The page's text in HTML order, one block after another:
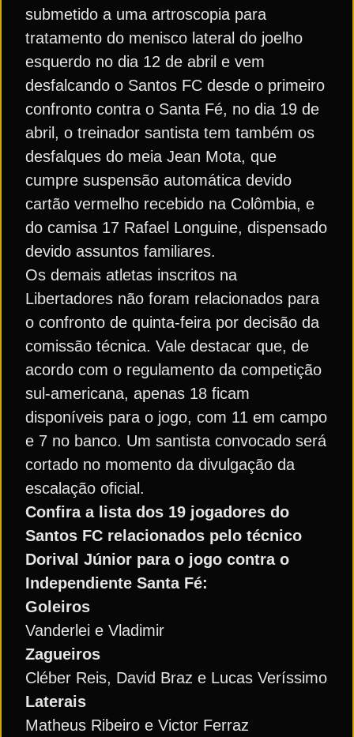
submetido a uma artroscopia para
tratamento do menisco lateral do joelho
esquerdo no dia 12 de abril e vem
desfalcando o Santos FC desde o primeiro
confronto contra o Santa Fé, no dia 19 de
abril, o treinador santista tem também os
desfalques do meia Jean Mota, que
cumpre suspensão automática devido
cartão vermelho recebido na Colômbia, e
do camisa 17 Rafael Longuine, dispensado
devido assuntos familiares.
Os demais atletas inscritos na
Libertadores não foram relacionados para
o confronto de quinta-feira por decisão da
comissão técnica. Vale destacar que, de
acordo com o regulamento da competição
sul-americana, apenas 18 ficam
disponíveis para o jogo, com 11 em campo
e 7 no banco. Um santista convocado será
cortado no momento da divulgação da
escalação oficial.
Confira a lista dos 19 jogadores do
Santos FC relacionados pelo técnico
Dorival Júnior para o jogo contra o
Independiente Santa Fé:
Goleiros
Vanderlei e Vladimir
Zagueiros
Cléber Reis, David Braz e Lucas Veríssimo
Laterais
Matheus Ribeiro e Victor Ferraz